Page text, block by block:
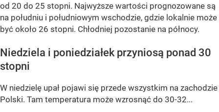
od 20 do 25 stopni. Najwyższe wartości prognozowane są
na południu i południowym wschodzie, gdzie lokalnie może
być około 26 stopni. Chłodniej pozostanie na północy.
Niedziela i poniedziałek przyniosą ponad 30
stopni
W niedzielę upał pojawi się przede wszystkim na zachodzie
Polski. Tam temperatura może wzrosnąć do 30-32...